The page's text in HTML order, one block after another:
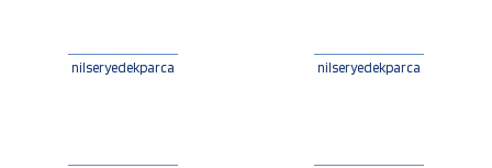
nilseryedekparca nilseryedekparca